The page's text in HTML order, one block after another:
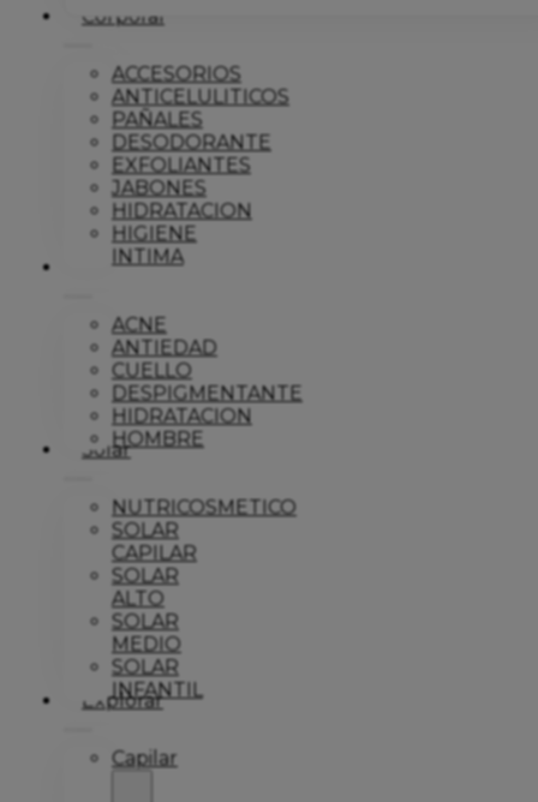
Corporal
ACCESORIOS
ANTICELULITICOS
PAÑALES
DESODORANTE
EXFOLIANTES
JABONES
HIDRATACION
HIGIENE
INTIMA
Dermo
ACNE
ANTIEDAD
CUELLO
DESPIGMENTANTE
HIDRATACION
HOMBRE
Solar
NUTRICOSMETICO
SOLAR
CAPILAR
SOLAR
ALTO
SOLAR
MEDIO
SOLAR
INFANTIL
Explorar
Capilar